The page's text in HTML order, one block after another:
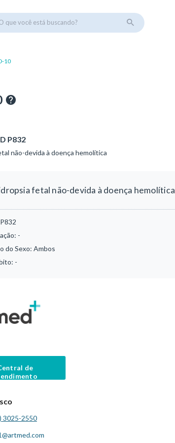
que você está buscando?
10
P832
não-devida à doença hemolítica
fetal não-devida à doença hemolítica
P832
-
do Sexo: Ambos
-
de
3025-2550